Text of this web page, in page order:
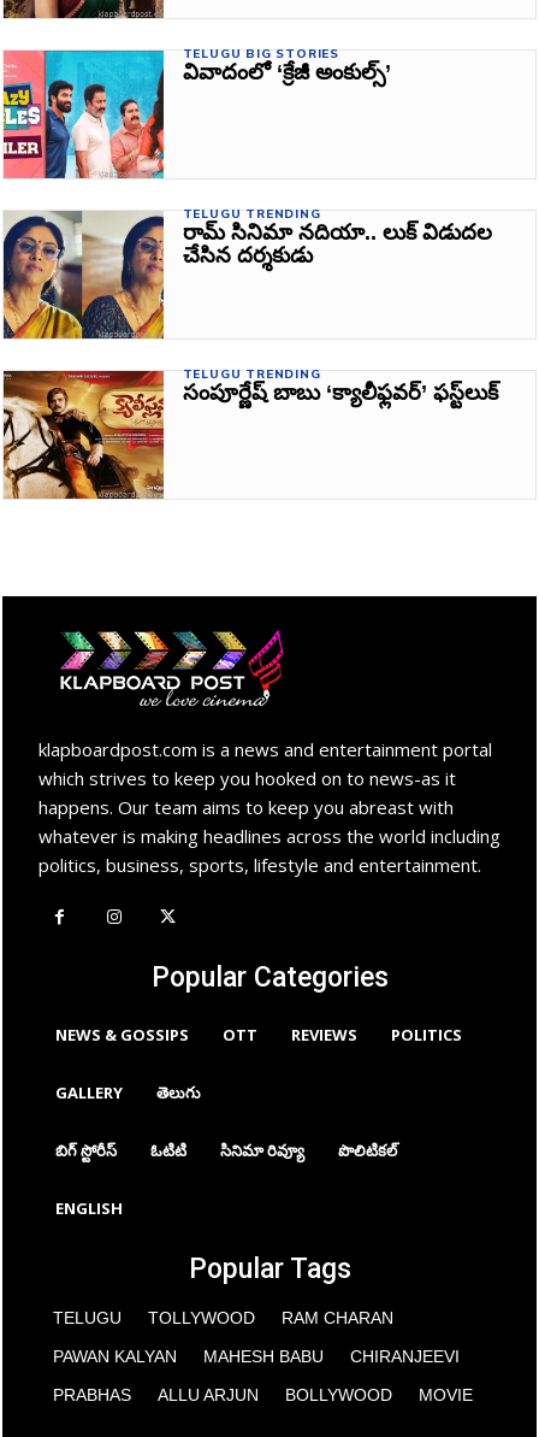
TELUGU BIG STORIES
వివాదంలో ‘క్రేజీ అంకుల్స్‌’
TELUGU TRENDING
రామ్‌ సినిమా నదియా.. లుక్‌ విడుదల
చేసిన దర్శకుడు
TELUGU TRENDING
సంపూర్ణేష్‌ బాబు ‘క్యాలీఫ్లవర్‌’ ఫస్ట్‌లుక్‌
klapboardpost.com is a news and entertainment portal
which strives to keep you hooked on to news-as it
happens. Our team aims to keep you abreast with
whatever is making headlines across the world including
politics, business, sports, lifestyle and entertainment.
Popular Categories
NEWS & GOSSIPS OTT REVIEWS POLITICS
GALLERY తెలుగు
బిగ్ స్టోరీస్ ఓటిటి సినిమా రివ్యూ పొలిటికల్
ENGLISH
Popular Tags
TELUGU TOLLYWOOD
RAM CHARAN
PAWAN KALYAN
MAHESH BABU
CHIRANJEEVI
PRABHAS
ALLU ARJUN BOLLYWOOD MOVIE